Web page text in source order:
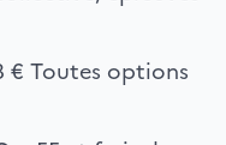
€ Toutes options